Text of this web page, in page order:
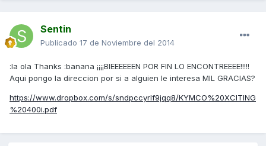
Sentin
Publicado 17 de Noviembre del 2014
:la ola Thanks :banana ¡¡¡¡BIEEEEEEN POR FIN LO ENCONTREEEE!!!!!
Aqui pongo la direccion por si a alguien le interesa MIL GRACIAS?
https://www.dropbox.com/s/sndpccyrlf9jqq8/KYMCO%20XCITING
%20400i.pdf